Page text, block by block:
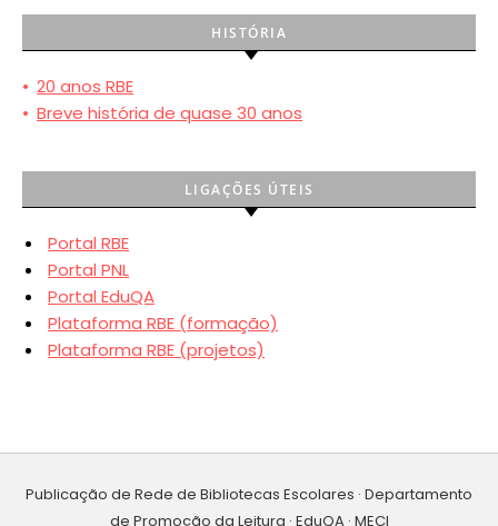
HISTÓRIA
• 20 anos RBE
• Breve história de quase 30 anos
LIGAÇÕES ÚTEIS
Portal RBE
Portal PNL
Portal EduQA
Plataforma RBE (formação)
Plataforma RBE (projetos)
Publicação de Rede de Bibliotecas Escolares · Departamento
de Promoção da Leitura · EduQA · MECI